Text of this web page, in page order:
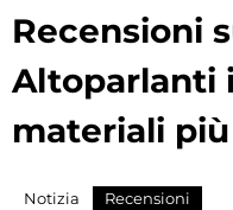
Recensioni
Altoparlanti
materiali
Notizia Recensioni